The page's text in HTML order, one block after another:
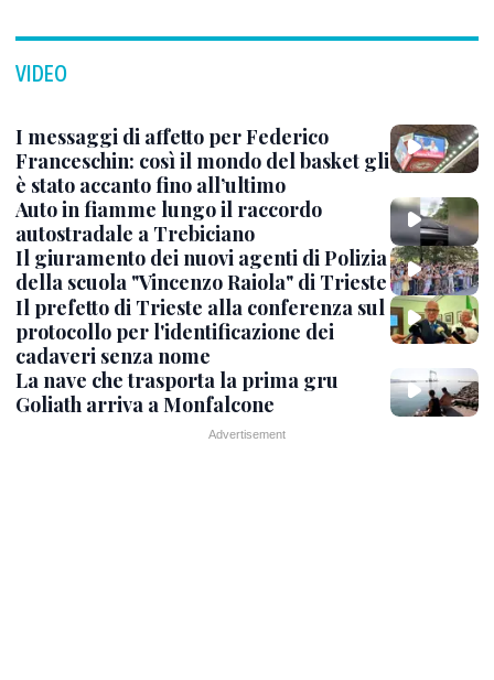
VIDEO
I messaggi di affetto per Federico
Franceschin: così il mondo del basket gli
è stato accanto fino all’ultimo
Auto in fiamme lungo il raccordo
autostradale a Trebiciano
Il giuramento dei nuovi agenti di Polizia
della scuola "Vincenzo Raiola" di Trieste
Il prefetto di Trieste alla conferenza sul
protocollo per l'identificazione dei
cadaveri senza nome
La nave che trasporta la prima gru
Goliath arriva a Monfalcone